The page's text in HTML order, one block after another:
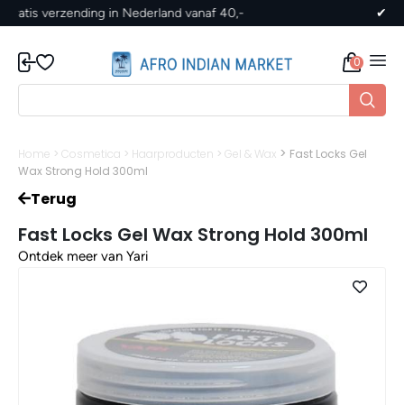
✔ Gratis verzending in Nederland vanaf 40,-
0
Home > Cosmetica > Haarproducten > Gel & Wax > Fast Locks Gel
Wax Strong Hold 300ml
Terug
Fast Locks Gel Wax Strong Hold 300ml
Ontdek meer van Yari